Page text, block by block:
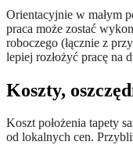
Orientacyjnie w małym
praca może zostać
roboczego (łącznie z
lepiej rozłożyć pracę na
Koszty,
Koszt położenia tapety
od lokalnych cen.